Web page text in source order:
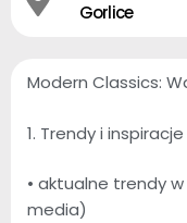
Gorlice
Modern Classics:
1. Trendy i inspiracje
• aktualne trendy
media)